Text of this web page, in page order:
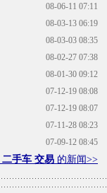
08-06-11 07:11
08-03-13 06:19
08-03-03 08:35
08-02-27 07:38
08-01-30 09:12
07-12-19 08:08
07-12-19 08:07
07-11-28 08:23
07-09-12 08:45
二手车 交易 的新闻>>